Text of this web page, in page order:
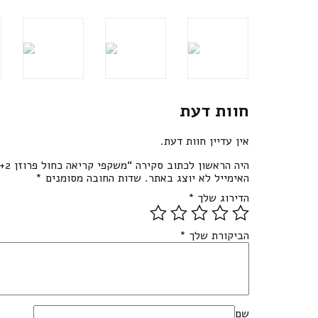
חוות דעת
אין עדיין חוות דעת.
היה הראשון לכתוב סקירה “משקפי קריאה כחול פרוזן 2+D”
האימייל לא יוצג באתר. שדות החובה מסומנים *
הדירוג שלך *
הביקורת שלך *
שם